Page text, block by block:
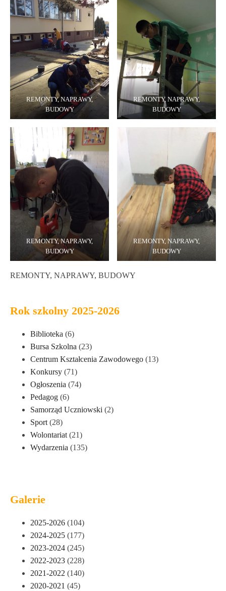
Rok szkolny 2025-2026
Biblioteka (6)
Bursa Szkolna (23)
Centrum Kształcenia Zawodowego (13)
Konkursy (71)
Ogłoszenia (74)
Pedagog (6)
Samorząd Uczniowski (2)
Sport (28)
Wolontariat (21)
Wydarzenia (135)
Galerie
2025-2026 (104)
2024-2025 (177)
2023-2024 (245)
2022-2023 (228)
2021-2022 (140)
2020-2021 (45)
REMONTY, NAPRAWY,
BUDOWY
REMONTY, NAPRAWY,
BUDOWY
REMONTY, NAPRAWY,
BUDOWY
REMONTY, NAPRAWY,
BUDOWY
REMONTY, NAPRAWY, BUDOWY